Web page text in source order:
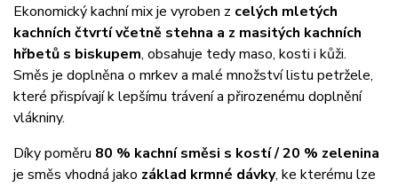
Ekonomický kachní mix je vyroben z celých mletých
kachních čtvrtí včetně stehna a z masitých kachních
hřbetů s biskupem, obsahuje tedy maso, kosti i kůži.
Směs je doplněna o mrkev a malé množství listu petržele,
které přispívají k lepšímu trávení a přirozenému doplnění
vlákniny.
Díky poměru 80 % kachní směsi s kostí / 20 % zelenina
je směs vhodná jako základ krmné dávky, ke kterému lze